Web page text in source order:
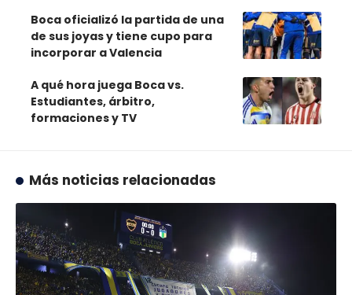
Boca oficializó la partida de una
de sus joyas y tiene cupo para
incorporar a Valencia
A qué hora juega Boca vs.
Estudiantes, árbitro,
formaciones y TV
Más noticias relacionadas